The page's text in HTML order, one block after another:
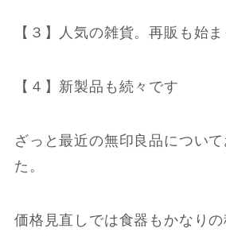
【３】人気の雑貨。再販も始
【４】新製品も続々です
ざっと最近の無印良品につい
た。
価格見直しでは食器もかなり